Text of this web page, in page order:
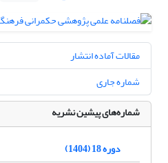
مقالات آماده انتشار
شماره جاری
شماره‌های پیشین نشریه
دوره 18 (1404)